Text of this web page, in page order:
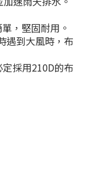
，堅固耐用。
遇到大風時，布
採用210D的布